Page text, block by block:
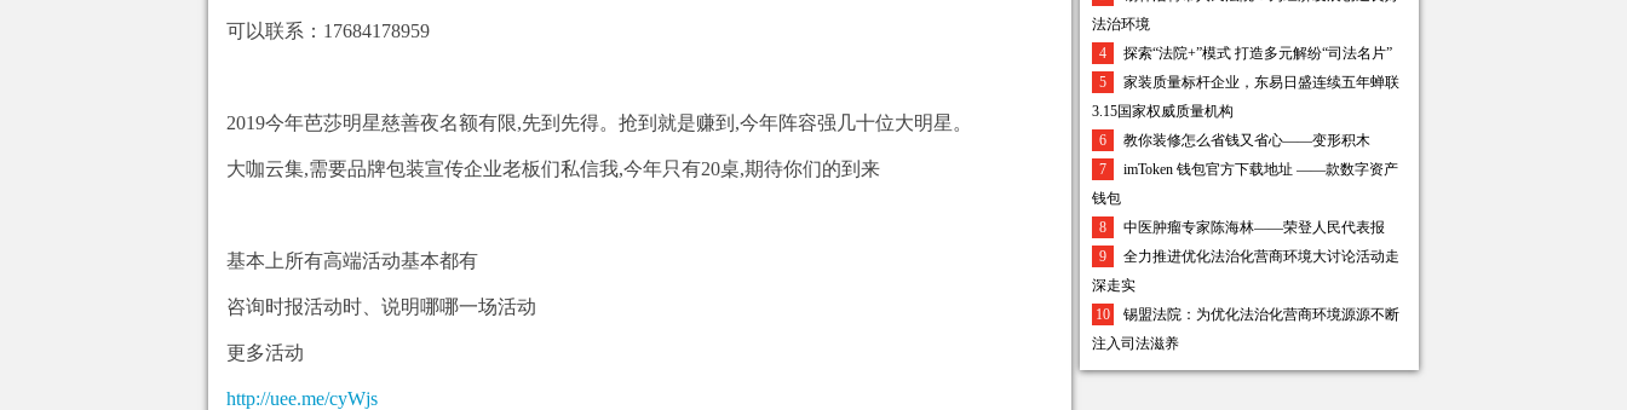
可以联系：17684178959
2019今年芭莎明星慈善夜名额有限,先到先得。抢到就是赚到,今年阵容强几十位大明星。
大咖云集,需要品牌包装宣传企业老板们私信我,今年只有20桌,期待你们的到来
基本上所有高端活动基本都有
咨询时报活动时、说明哪哪一场活动
更多活动
http://uee.me/cyWjs
法治环境
4
探索“法院+”模式 打造多元解纷“司法名片”
5
家装质量标杆企业，东易日盛连续五年蝉联
3.15国家权威质量机构
6
教你装修怎么省钱又省心——变形积木
7
imToken 钱包官方下载地址 ——款数字资产
钱包
8
中医肿瘤专家陈海林——荣登人民代表报
9
全力推进优化法治化营商环境大讨论活动走
深走实
10
锡盟法院：为优化法治化营商环境源源不断
注入司法滋养